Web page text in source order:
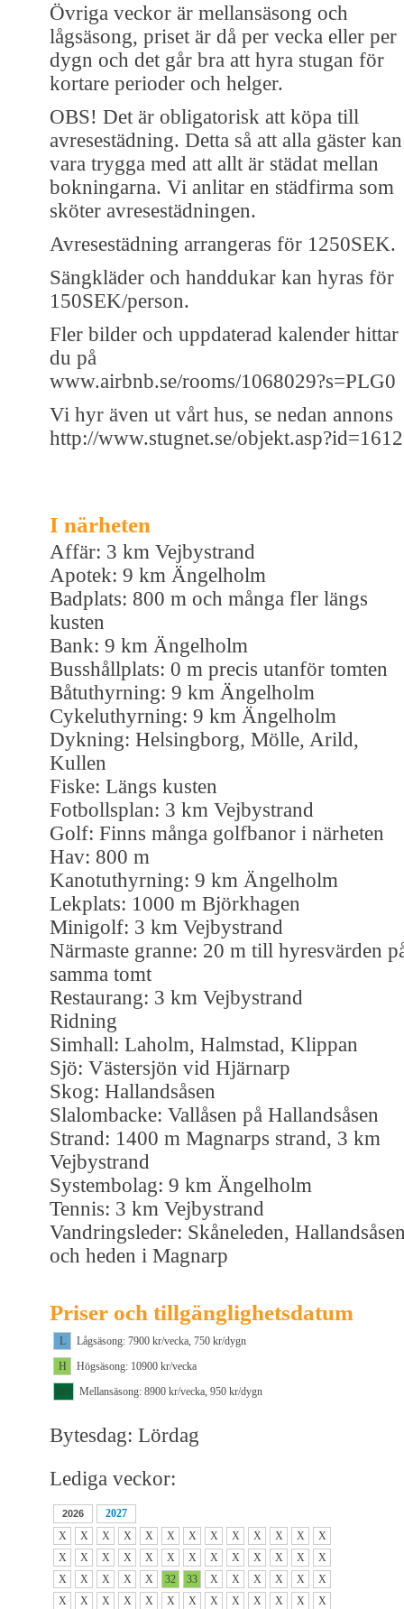
Övriga veckor är mellansäsong och
lågsäsong, priset är då per vecka eller per
dygn och det går bra att hyra stugan för
kortare perioder och helger.
OBS! Det är obligatorisk att köpa till
avresestädning. Detta så att alla gäster kan
vara trygga med att allt är städat mellan
bokningarna. Vi anlitar en städfirma som
sköter avresestädningen.
Avresestädning arrangeras för 1250SEK.
Sängkläder och handdukar kan hyras för
150SEK/person.
Fler bilder och uppdaterad kalender hittar
du på
www.airbnb.se/rooms/1068029?s=PLG0
Vi hyr även ut vårt hus, se nedan annons
http://www.stugnet.se/
I närheten
Affär: 3 km Vejbystrand
Apotek: 9 km Ängelholm
Badplats: 800 m och många fler längs
kusten
Bank: 9 km Ängelholm
Busshållplats: 0 m precis utanför tomten
Båtuthyrning: 9 km Ängelholm
Cykeluthyrning: 9 km Ängelholm
Dykning: Helsingborg, Mölle, Arild,
Kullen
Fiske: Längs kusten
Fotbollsplan: 3 km Vejbystrand
Golf: Finns många golfbanor i närheten
Hav: 800 m
Kanotuthyrning: 9 km Ängelholm
Lekplats: 1000 m Björkhagen
Minigolf: 3 km Vejbystrand
Närmaste granne: 20 m till hyresvärden
samma tomt
Restaurang: 3 km Vejbystrand
Ridning
Simhall: Laholm, Halmstad, Klippan
Sjö: Västersjön vid Hjärnarp
Skog: Hallandsåsen
Slalombacke: Vallåsen på Hallandsåsen
Strand: 1400 m Magnarps strand, 3 km
Vejbystrand
Systembolag: 9 km Ängelholm
Tennis: 3 km Vejbystrand
Vandringsleder: Skåneleden,
och heden i Magnarp
Priser och tillgänglighetsdatum
L
Lågsäsong: 7900 kr/vecka, 750 kr/dygn
H
Högsäsong: 10900 kr/vecka
M1
Mellansäsong: 8900 kr/vecka, 950 kr/dygn
Bytesdag: Lördag
Lediga veckor:
2026
2027
X
X X X X X X X X X X X
X
X
X X X X X X X X X X X
X
X
X X X X 32 33 X X X X X
X
X
X X X X X X X X X X X X